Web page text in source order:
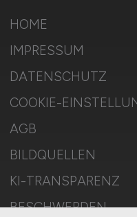
HOME
IMPRESSUM
DATENSCHUTZ
COOKIE-
AGB
BILDQUELLEN
KI-TRANSPARENZ
BESCHWERDEN